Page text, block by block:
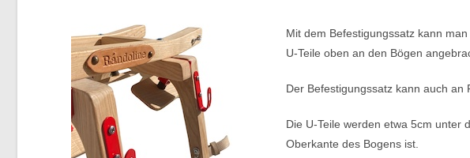
Mit dem Befestigungssatz kann
U-Teile oben an den Bögen
Der Befestigungssatz kann auch an
Die U-Teile werden etwa 5cm
Oberkante des Bogens ist.